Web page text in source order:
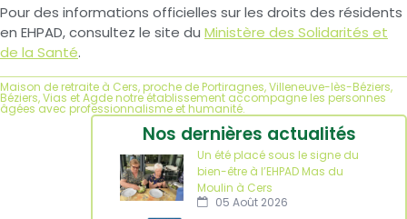
Pour des informations officielles sur les droits des résidents
en EHPAD, consultez le site du Ministère des Solidarités et
de la Santé.
Maison de retraite à Cers, proche de Portiragnes, Villeneuve-lès-Béziers,
Béziers, Vias et Agde notre établissement accompagne les personnes
âgées avec professionnalisme et humanité.
Nos dernières actualités
Un été placé sous le signe du
bien-être à l’EHPAD Mas du
Moulin à Cers
05 Août 2026